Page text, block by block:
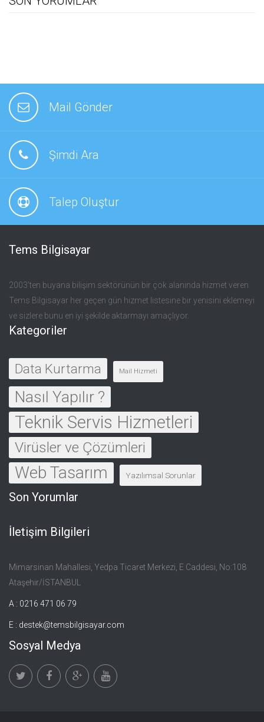
Mail Gönder
Şimdi Ara
Talep Oluştur
Tems Bilgisayar
2003’ten buyana bilişim sektörünün bir çok alanında hizmet veren
Tems Bilgisayar her geçen gün hizmet listesine bir yenisini eklemeyi
ve sizlere bunu en iyi şekilde aktarmayı amaçlıyor.
Kategoriler
Data Kurtarma Mail Hizmeti
Nasıl Yapılır ?
Teknik Servis Hizmetleri
Virüsler ve Çözümleri
Web Tasarım Yazılımsal Sorunlar
Son Yorumlar
İletişim Bilgileri
Mimarsinan Mahallesi, Yedpa Ticaret Merkezi, E Caddesi, No:108
Ataşehir/İSTANBUL
A : 0216 471 06 79
E : destek@temsbilgisayar.com
Sosyal Medya